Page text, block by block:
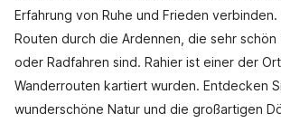
Erfahrung von Ruhe und Frieden
Routen durch die Ardennen, die sehr schön
oder Radfahren sind. Rahier ist einer der
Wanderrouten kartiert wurden. Entdecken
wunderschöne Natur und die großartigen